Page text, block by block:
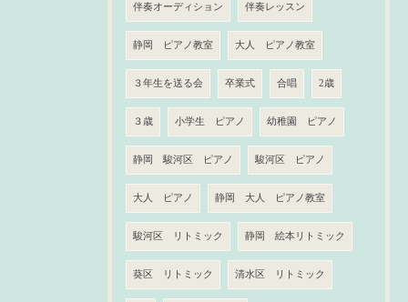
伴奏オーディション 伴奏レッスン
静岡 ピアノ教室 大人 ピアノ教室
３年生を送る会 卒業式 合唱 2歳
３歳 小学生 ピアノ 幼稚園 ピアノ
静岡 駿河区 ピアノ 駿河区 ピアノ
大人 ピアノ 静岡 大人 ピアノ教室
駿河区 リトミック 静岡 絵本リトミック
葵区 リトミック 清水区 リトミック